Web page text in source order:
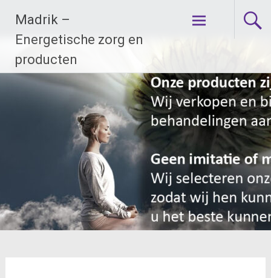
naarMadrik –
Energetische zorg en
producten